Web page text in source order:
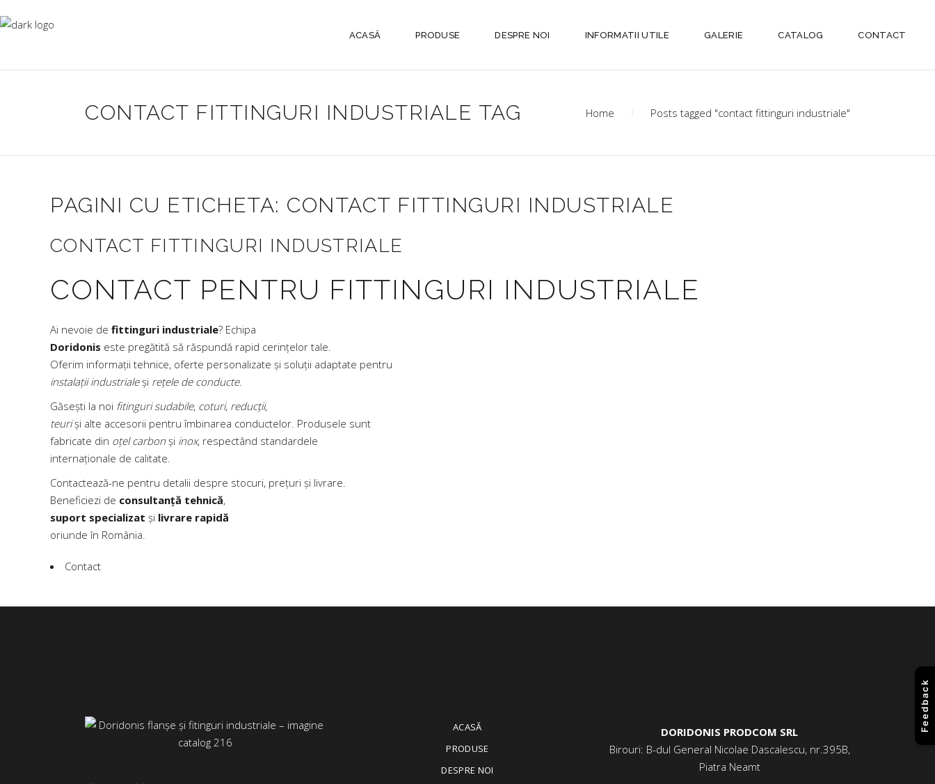
ACASĂ PRODUSE DESPRE NOI INFORMATII UTILE GALERIE CATALOG CONTACT
CONTACT FITTINGURI INDUSTRIALE TAG Home Posts tagged "contact fittinguri industriale"
PAGINI CU ETICHETA: CONTACT FITTINGURI INDUSTRIALE
CONTACT FITTINGURI INDUSTRIALE
CONTACT PENTRU FITTINGURI INDUSTRIALE
Ai nevoie de fittinguri industriale? Echipa
Doridonis este pregătită să răspundă rapid cerințelor tale.
Oferim informații tehnice, oferte personalizate și soluții adaptate pentru
instalații industrialeși rețele de conducte.
Găsești la noi fitinguri sudabile, coturi, reducții,
teuriși alte accesorii pentru îmbinarea conductelor. Produsele sunt
fabricate din oțel carbon și inox, respectând standardele
internaționale de calitate.
Contactează-ne pentru detalii despre stocuri, prețuri și livrare.
Beneficiezi de consultanță tehnică,
suport specializat și livrare rapidă
oriunde în România.
Contact
ACASĂ
PRODUSE
DESPRE NOI
DORIDONIS PRODCOM SRL
Birouri: B-dul General Nicolae Dascalescu, nr.395B,
Piatra Neamt
Feedback